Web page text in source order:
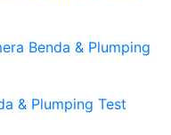
Benda & Plumping
& Plumping Test